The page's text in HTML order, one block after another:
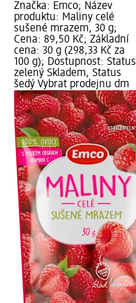
Značka: Emco; Název
produktu: Maliny celé
sušené mrazem, 30 g;
Cena: 89,50 Kč; Základní
cena: 30 g (298,33 Kč za
100 g); Dostupnost: Status
zelený Skladem, Status
šedý Vybrat prodejnu dm